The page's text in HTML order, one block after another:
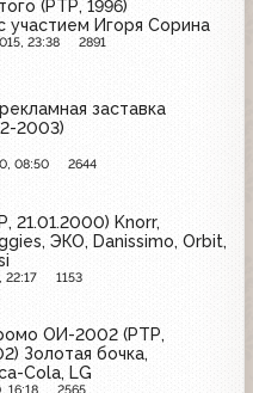
(РТР, 1996)
участием Игоря Сорина
23:38 2891
заставка
2003)
08:50 2644
21.01.2000) Knorr,
ЭКО, Danissimo, Orbit,
22:17 1153
ОИ-2002 (РТР,
Золотая бочка,
Cola, LG